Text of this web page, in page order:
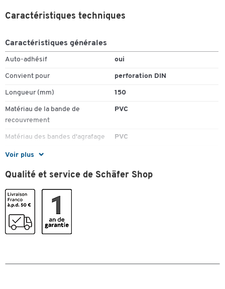
Voir plus
Caractéristiques techniques
Caractéristiques générales
Auto-adhésif oui
Convient pour perforation DIN
Longueur (mm) 150
Matériau de la bande de
recouvrement
PVC
Matériau des bandes d'agrafage PVC
Matériau du rail d'agrafage
Perforation de classement (cm) 8
Couleurs
Coloris
Largeur (mm) 16
Qualité et service de Schäfer Shop